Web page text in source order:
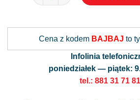
Cena z kodem BAJBAJ to
Infolinia
poniedziałek — piątek:
tel.: 881 31 71 81